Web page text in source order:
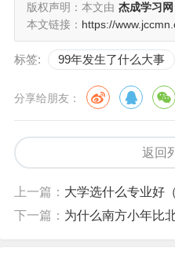
99年中国发生了什么
澳门回归祖国。美国袭击
国50周年，同时举行建国50
为源泉、中华文化为基础
一。
八事件”，北京时间1999年
发射三枚精确制导炸弹击
版权声明：本文由 杰成学习网
本文链接： https://
标签: 99年发生了什么大事
分享给朋友：
返回
上一篇： 大学选什么专业好
下一篇： 为什么南方小年比北方晚一天